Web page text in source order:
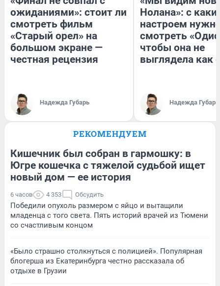
ожиданиями»: стоит ли
смотреть фильм
«Старый орел» на
большом экране —
честная рецензия
Надежда Губарь
Нолана»: с
настроем
смотреть
чтобы она не
выглядела как
Надежда Губарь
РЕКОМЕНДУЕМ
Кишечник был собран в гармошку: в
Югре кошечка с тяжелой судьбой ищет
новый дом — ее история
6 часов 4 353 Обсудить
Победили опухоль размером с яйцо и вытащили
младенца с того света. Пять историй врачей из Тюмени
со счастливым концом
«Было страшно столкнуться с полицией». Популярная
блогерша из Екатеринбурга честно рассказала об
отдыхе в Грузии